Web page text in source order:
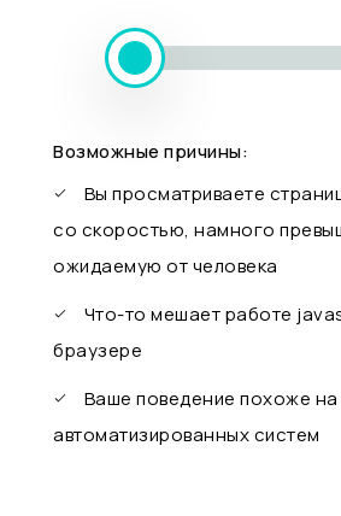
Возможные причины:
Вы просматриваете
со скоростью, намного
ожидаемую от человека
Что-то мешает работе
браузере
Ваше поведение похоже на
автоматизированных систем